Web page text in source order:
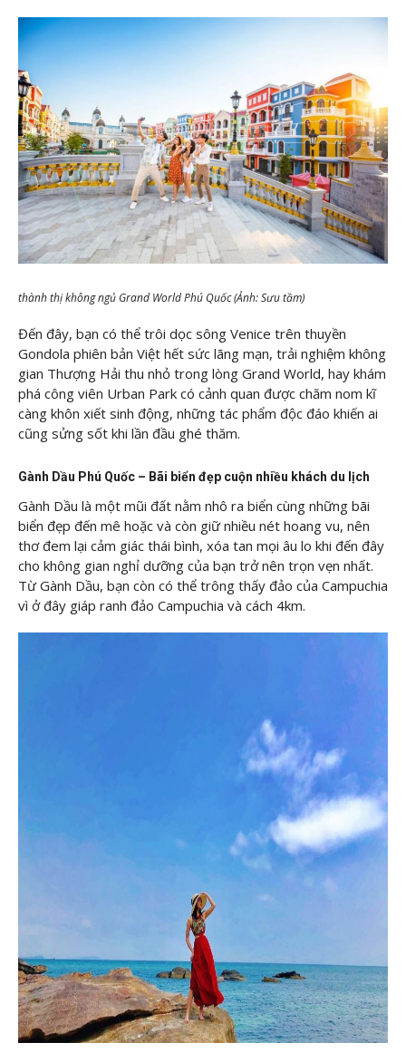
thành thị không ngủ Grand World Phú Quốc (Ảnh: Sưu tầm)
Đến đây, bạn có thể trôi dọc sông Venice trên thuyền
Gondola phiên bản Việt hết sức lãng mạn, trải nghiệm không
gian Thượng Hải thu nhỏ trong lòng Grand World, hay khám
phá công viên Urban Park có cảnh quan được chăm nom kĩ
càng khôn xiết sinh động, những tác phẩm độc đáo khiến ai
cũng sửng sốt khi lần đầu ghé thăm.
Gành Dầu Phú Quốc – Bãi biển đẹp cuộn nhiều khách du lịch
Gành Dầu là một mũi đất nằm nhô ra biển cùng những bãi
biển đẹp đến mê hoặc và còn giữ nhiều nét hoang vu, nên
thơ đem lại cảm giác thái bình, xóa tan mọi âu lo khi đến đây
cho không gian nghỉ dưỡng của bạn trở nên trọn vẹn nhất.
Từ Gành Dầu, bạn còn có thể trông thấy đảo của Campuchia
vì ở đây giáp ranh đảo Campuchia và cách 4km.